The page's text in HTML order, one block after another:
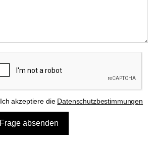
Ich akzeptiere die Datenschutzbestimmungen